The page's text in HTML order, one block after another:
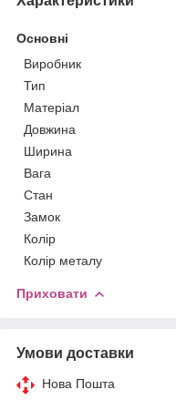
Основні
Виробник
Тип
Матеріал
Довжина
Ширина
Вага
Стан
Замок
Колір
Колір металу
Приховати
Умови доставки
Нова Пошта